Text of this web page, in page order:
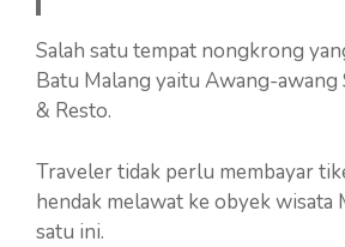
Salah satu tempat nongkrong
Batu Malang yaitu Awang-awang
& Resto.
Traveler tidak perlu membayar
hendak melawat ke obyek wisata
satu ini.